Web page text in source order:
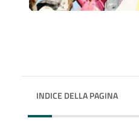
INDICE DELLA PAGINA